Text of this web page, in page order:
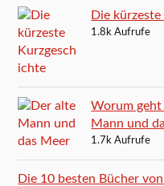
Die
1.8k Aufrufe
Worum geht
Mann und
1.7k Aufrufe
Die 10 besten Bücher